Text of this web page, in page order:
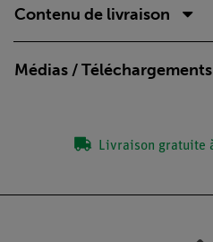
Contenu de livraison
Médias / Téléchargements
Livraison gratuite